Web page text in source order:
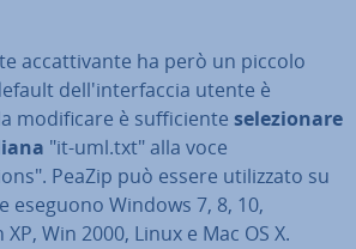
ac­cat­ti­van­te ha però un piccolo
del­l'in­ter­fac­cia utente è
mo­di­fi­ca­re è suf­fi­cien­te se­le­zio­na­re
"it-uml.txt" alla voce
PeaZip può essere uti­liz­za­to su
Windows 7, 8, 10,
Win 2000, Linux e Mac OS X.